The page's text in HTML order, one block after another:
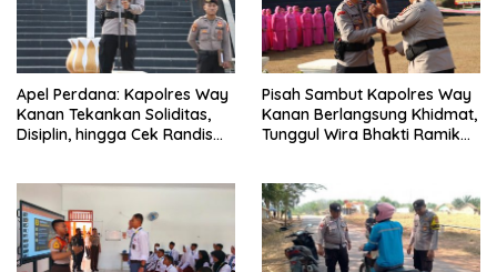
Apel Perdana: Kapolres Way
Kanan Tekankan Soliditas,
Disiplin, hingga Cek Randis
Pisah Sambut Kapolres Way
Kanan Berlangsung Khidmat,
Tunggul Wira Bhakti Ramik